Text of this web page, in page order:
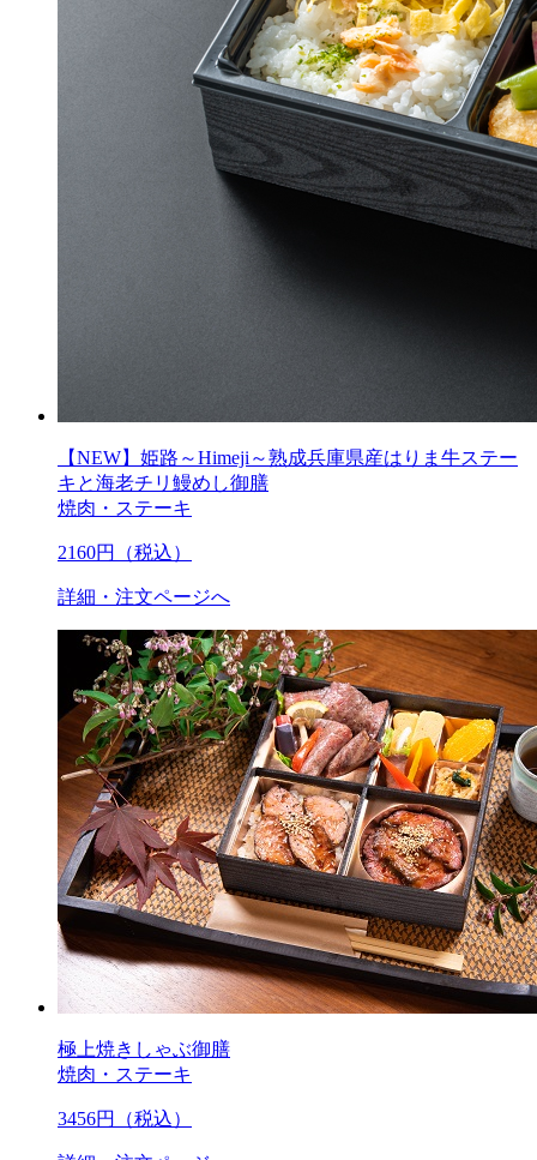
【NEW】姫路～Himeji～熟成兵庫県産はりま牛ステー
キと海老チリ鰻めし御膳
焼肉・ステーキ
2160円（税込）
詳細・注文ページへ
極上焼きしゃぶ御膳
焼肉・ステーキ
3456円（税込）